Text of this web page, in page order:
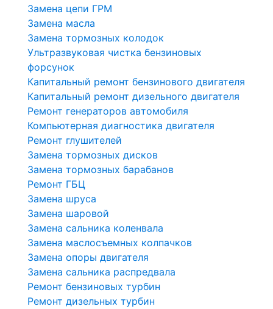
Замена цепи ГРМ
Замена масла
Замена тормозных колодок
Ультразвуковая чистка бензиновых
форсунок
Капитальный ремонт бензинового двигателя
Капитальный ремонт дизельного двигателя
Ремонт генераторов автомобиля
Компьютерная диагностика двигателя
Ремонт глушителей
Замена тормозных дисков
Замена тормозных барабанов
Ремонт ГБЦ
Замена шруса
Замена шаровой
Замена сальника коленвала
Замена маслосъемных колпачков
Замена опоры двигателя
Замена сальника распредвала
Ремонт бензиновых турбин
Ремонт дизельных турбин